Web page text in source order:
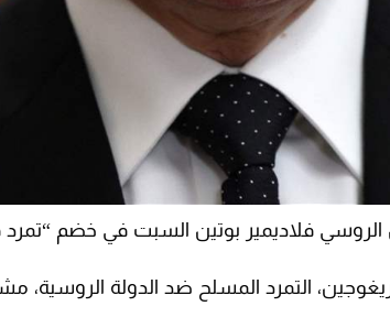
فلاديمير بوتين السبت في خضم “تمرد
التمرد المسلح ضد الدولة الروسية،